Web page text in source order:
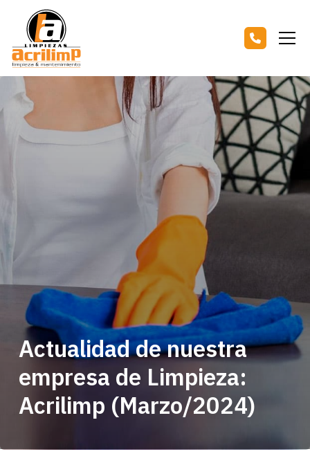
Actualidad de nuestra
empresa de Limpieza:
Acrilimp (Marzo/2024)